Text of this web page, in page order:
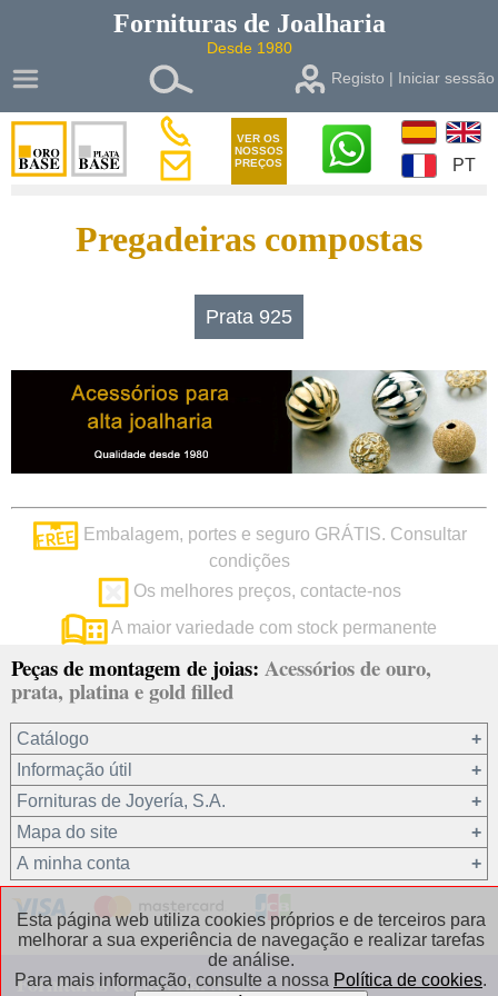
Fornituras de Joalharia
Desde 1980
Registo | Iniciar sessão
VER OS
NOSSOS
PREÇOS
PT
Pregadeiras compostas
Prata 925
Embalagem, portes e seguro GRÁTIS. Consultar
condições
Os melhores preços, contacte-nos
A maior variedade com stock permanente
Peças de montagem de joias: Acessórios de ouro,
prata, platina e gold filled
Catálogo
Ouro 18 kt
Ouro 9 kt
Platina 22.8 kt
Prata 925
Outros materiais
Informação útil
Fornituras de Joyería, S.A.
Quem somos?
condições de venda
Política de cookies
Contacto / Onde estamos
Mapa do site
A minha conta
Recuperar password
Fornituras de Joyería, S.A.
Esta página web utiliza cookies próprios e de terceiros para
melhorar a sua experiência de navegação e realizar tarefas
de análise.
Para mais informação, consulte a nossa Política de cookies.